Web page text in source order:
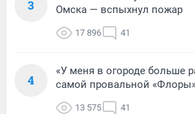
3
Омска — вспыхнул пожар
17 896 41
4
«У меня в огороде больше
самой провальной
13 575 41